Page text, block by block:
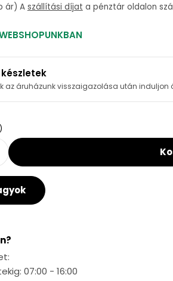
ár) A szállítási díjat a pénztár oldalon
az áruházunk visszaigazolása után induljon
Quantity For Effebi
Quantity For Effebi
07:00 - 16:00